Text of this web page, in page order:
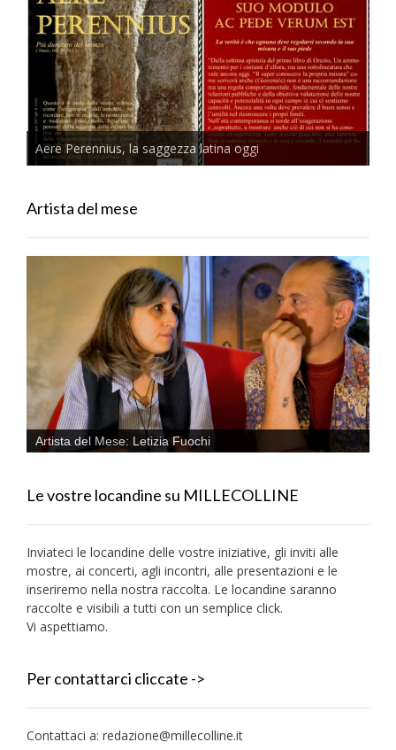
Aere Perennius, la saggezza latina oggi
Artista del mese
Artista del Mese: Letizia Fuochi
Le vostre locandine su MILLECOLLINE
Inviateci le locandine delle vostre iniziative, gli inviti alle
mostre, ai concerti, agli incontri, alle presentazioni e le
inseriremo nella nostra raccolta. Le locandine saranno
raccolte e visibili a tutti con un semplice click.
Vi aspettiamo.
Per contattarci cliccate ->
Contattaci a: redazione@millecolline.it